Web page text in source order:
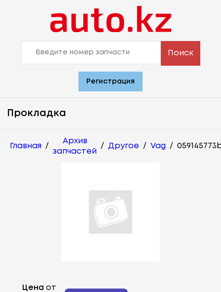
Поиск
Регистрация
Прокладка
Главная /
Архив
запчастей
/ Другое / Vag /
Цена от